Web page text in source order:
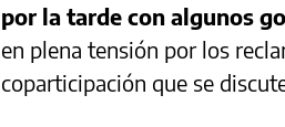
por la tarde con algunos
en plena tensión por los
coparticipación que se